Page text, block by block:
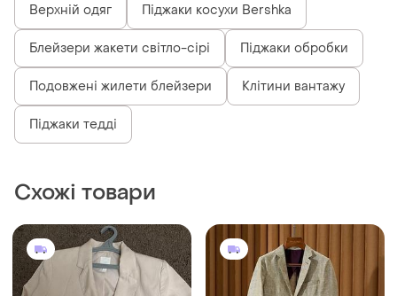
Верхній одяг Піджаки косухи Bershka
Блейзери жакети світло-сірі Піджаки обробки
Подовжені жилети блейзери Клітини вантажу
Піджаки тедді
Схожі товари